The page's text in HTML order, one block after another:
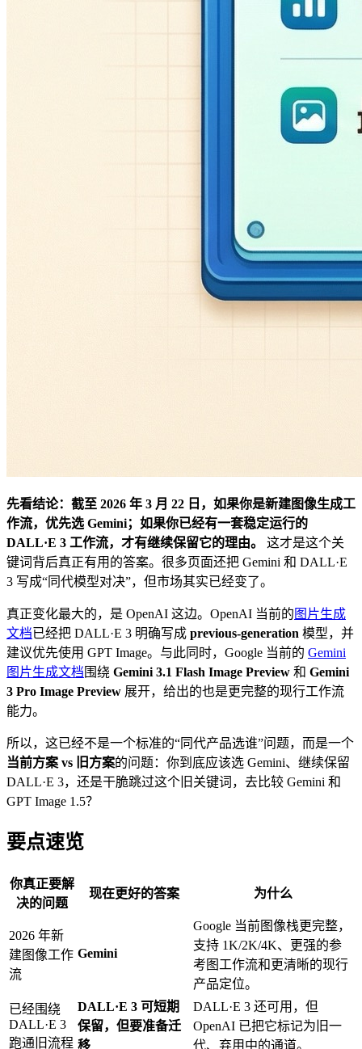
先看结论：截至 2026 年 3 月 22 日，如果你是新建图像生成工
作流，优先选 Gemini；如果你已经有一套稳定运行的
DALL·E 3 工作流，才有继续保留它的理由。
这才是这个关
键词背后真正有用的答案。很多页面还把 Gemini 和 DALL·E
3 写成“同代模型对决”，但市场其实已经变了。
真正变化最大的，是 OpenAI 这边。OpenAI 当前的 图片生成
文档已经把 DALL·E 3 明确写成 previous-generation 模型，并
建议优先使用 GPT Image。与此同时，Google 当前的 Gemini
图片生成文档 围绕 Gemini 3.1 Flash Image Preview 和 Gemini
3 Pro Image Preview 展开，给出的也是更完整的现行工作流
能力。
所以，这已经不是一个标准的“同代产品选谁”问题，而是一个
当前方案 vs 旧方案的问题：你到底应该选 Gemini、继续保留
DALL·E 3，还是干脆跳过这个旧关键词，去比较 Gemini 和
GPT Image 1.5？
要点速览
你真正要解
决的问题
现在更好的答案 为什么
2026 年新
建图像工作
流
Gemini
Google 当前图像栈更完整，
支持 1K/2K/4K、更强的参
考图工作流和更清晰的现行
产品定位。
已经围绕
DALL·E 3
跑通旧流程
DALL·E 3 可短期
保留，但要准备迁
移
DALL·E 3 还可用，但
OpenAI 已把它标记为旧一
代、弃用中的通道。